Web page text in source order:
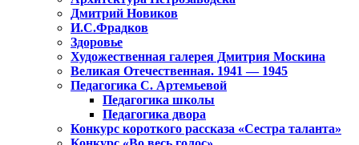
Дмитрий Новиков
И.С.Фрадков
Здоровье
Художественная галерея Дмитрия Москина
Великая Отечественная. 1941 — 1945
Педагогика С. Артемьевой
Педагогика школы
Педагогика двора
Конкурс короткого рассказа «Сестра таланта»